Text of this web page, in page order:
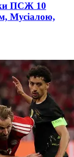
ПСЖ 10
Мусіалою,